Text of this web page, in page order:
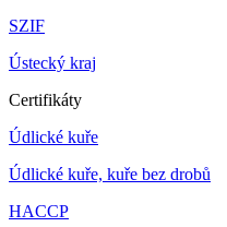
SZIF
Ústecký kraj
Certifikáty
Údlické kuře
Údlické kuře, kuře bez drobů
HACCP